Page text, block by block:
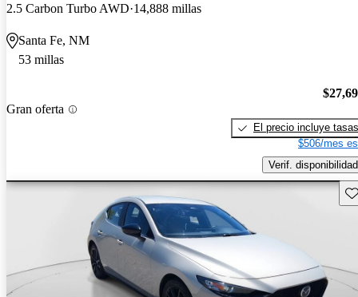
2.5 Carbon Turbo AWD 14,888 millas
Santa Fe, NM
53 millas
Gran oferta
El precio incluye tasas
$506/mes
Verif. disponibilidad